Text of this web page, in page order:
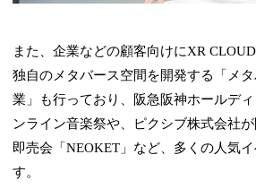
また、企業などの顧客向けにXR
独自のメタバース空間を開発する「メ
業」も行っており、阪急阪神ホールデ
ンライン音楽祭や、ピクシブ株式会社
即売会「NEOKET」など、多くの人気
す。